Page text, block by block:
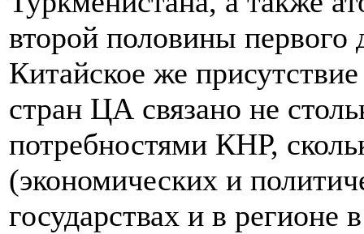
второй половины первого
Китайское же
стран ЦА связано не
потребностями КНР,
(экономических и
государствах и в регионе